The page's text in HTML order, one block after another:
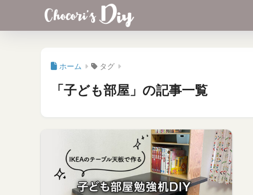
ホーム タグ
「子ども部屋」の記事一覧